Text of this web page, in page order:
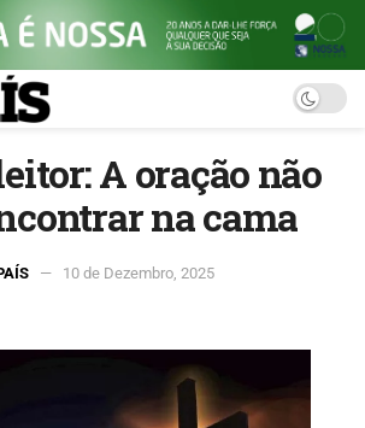
A oração não
na cama
10 de Dezembro, 2025